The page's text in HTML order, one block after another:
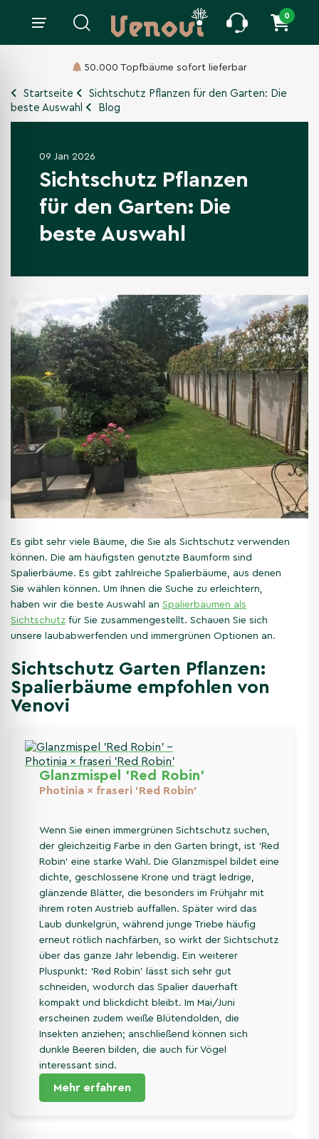
0
Lieferunginnerhalb 14 bis 21 Tagen.
Startseite
Sichtschutz Pflanzen für den Garten: Die
beste Auswahl
Blog
09 Jan 2026
Sichtschutz Pflanzen
für den Garten: Die
beste Auswahl
Es gibt sehr viele Bäume, die Sie als Sichtschutz verwenden
können. Die am häufigsten genutzte Baumform sind
Spalierbäume. Es gibt zahlreiche Spalierbäume, aus denen
Sie wählen können. Um Ihnen die Suche zu erleichtern,
haben wir die beste Auswahl an Spalierbäumen als
Sichtschutz für Sie zusammengestellt. Schauen Sie sich
unsere laubabwerfenden und immergrünen Optionen an.
Sichtschutz Garten Pflanzen:
Spalierbäume empfohlen von
Venovi
Glanzmispel 'Red Robin'
Photinia × fraseri 'Red Robin'
Wenn Sie einen immergrünen Sichtschutz suchen,
der gleichzeitig Farbe in den Garten bringt, ist ‘Red
Robin’ eine starke Wahl. Die Glanzmispel bildet eine
dichte, geschlossene Krone und trägt ledrige,
glänzende Blätter, die besonders im Frühjahr mit
ihrem roten Austrieb auffallen. Später wird das
Laub dunkelgrün, während junge Triebe häufig
erneut rötlich nachfärben, so wirkt der Sichtschutz
über das ganze Jahr lebendig. Ein weiterer
Pluspunkt: ‘Red Robin’ lässt sich sehr gut
schneiden, wodurch das Spalier dauerhaft
kompakt und blickdicht bleibt. Im Mai/Juni
erscheinen zudem weiße Blütendolden, die
Insekten anziehen; anschließend können sich
dunkle Beeren bilden, die auch für Vögel
interessant sind.
Mehr erfahren